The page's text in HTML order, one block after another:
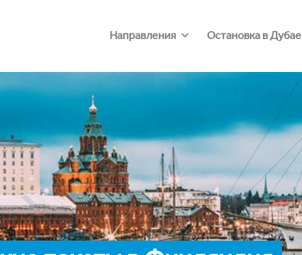
Направления Остановка в Дубае